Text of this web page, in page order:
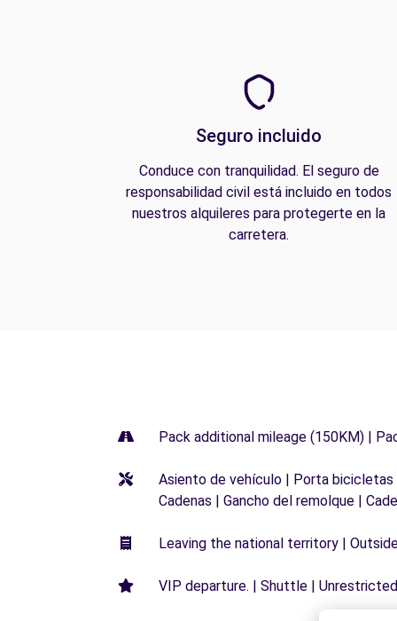
Seguro incluido
Conduce con tranquilidad. El seguro de
responsabilidad civil está incluido en todos
nuestros alquileres para protegerte en la
carretera.
Pack additional mileage (150KM) |
Asiento de vehículo | Porta bicicletas
Cadenas | Gancho del remolque |
Leaving the national territory |
VIP departure. | Shuttle |